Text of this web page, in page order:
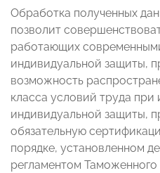
Обработка полученных
позволит
работающих
индивидуальной защиты,
возможность
класса условий труда при
индивидуальной защиты,
обязательную
порядке, установленном
регламентом